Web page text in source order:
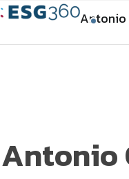
Antonio